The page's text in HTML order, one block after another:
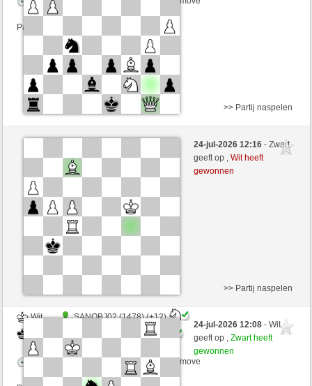
Partij telt mee voor de ranglijst
Wit
astrix (1302) (+20)
Speelduur: 4 minutes/side + 5 seconds/move
Partij telt mee voor de ranglijst
>> Partij naspelen
24-jul-2026 12:16- Zwart
geeft op ,Wit heeft
gewonnen
Wit
SANOBJ02 (1478) (+12)
Windhang (1392) (-12)
Speelduur: 6 minutes/side + 3 seconds/move
>> Partij naspelen
24-jul-2026 12:08- Wit
geeft op ,Zwart heeft
gewonnen